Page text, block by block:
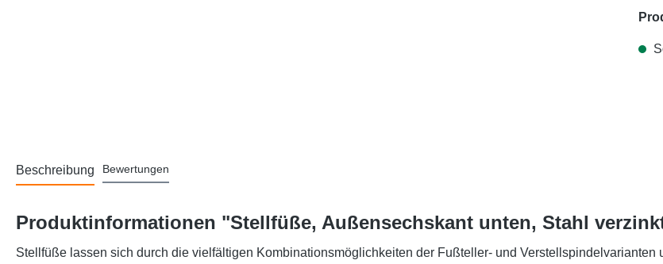
Beschreibung Bewertungen
Produktinformationen "Stellfüße, Außensechskant unten, Stahl
Stellfüße lassen sich durch die vielfältigen Kombinationsmöglichkeiten der Fußteller- und Verstellspindelvarianten